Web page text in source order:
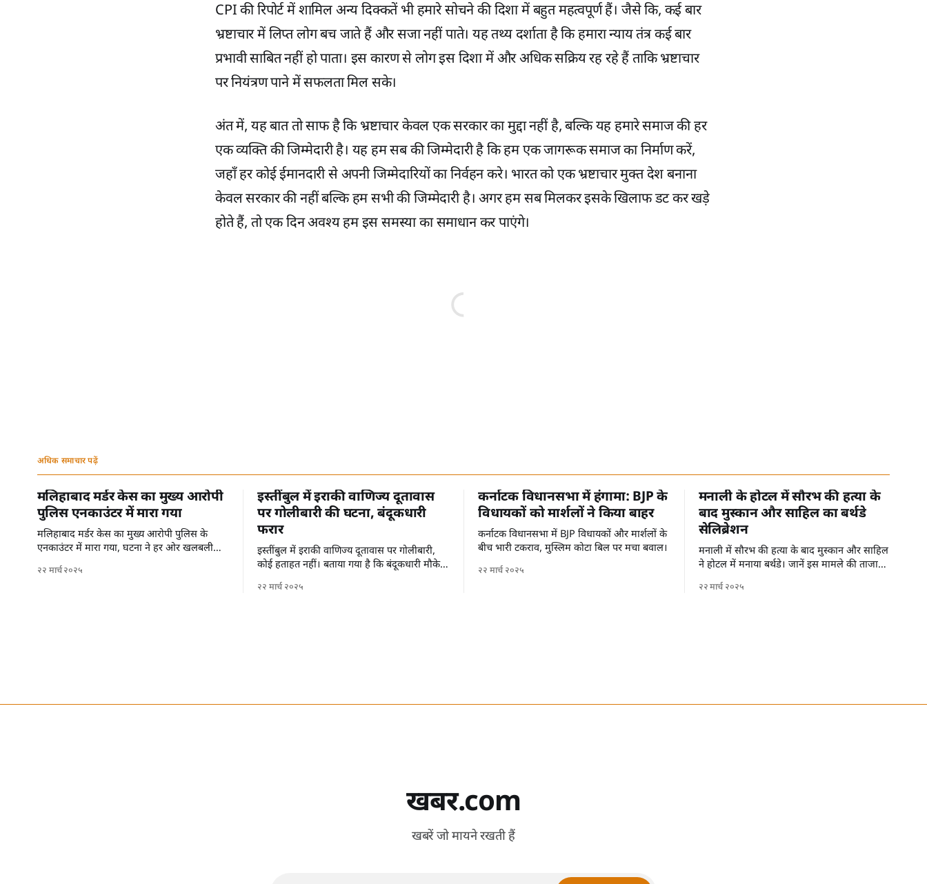
CPI की रिपोर्ट में शामिल अन्य दिक्कतें भी हमारे सोचने की दिशा में बहुत महत्वपूर्ण हैं। जैसे कि, कई बार
भ्रष्टाचार में लिप्त लोग बच जाते हैं और सजा नहीं पाते। यह तथ्य दर्शाता है कि हमारा न्याय तंत्र कई बार
प्रभावी साबित नहीं हो पाता। इस कारण से लोग इस दिशा में और अधिक सक्रिय रह रहे हैं ताकि भ्रष्टाचार
पर नियंत्रण पाने में सफलता मिल सके।
अंत में, यह बात तो साफ है कि भ्रष्टाचार केवल एक सरकार का मुद्दा नहीं है, बल्कि यह हमारे समाज की हर
एक व्यक्ति की जिम्मेदारी है। यह हम सब की जिम्मेदारी है कि हम एक जागरूक समाज का निर्माण करें,
जहाँ हर कोई ईमानदारी से अपनी जिम्मेदारियों का निर्वहन करे। भारत को एक भ्रष्टाचार मुक्त देश बनाना
केवल सरकार की नहीं बल्कि हम सभी की जिम्मेदारी है। अगर हम सब मिलकर इसके खिलाफ डट कर खड़े
होते हैं, तो एक दिन अवश्य हम इस समस्या का समाधान कर पाएंगे।
अधिक समाचार पढ़ें
मलिहाबाद मर्डर केस का मुख्य आरोपी
पुलिस एनकाउंटर में मारा गया
मलिहाबाद मर्डर केस का मुख्य आरोपी पुलिस के
एनकाउंटर में मारा गया, घटना ने हर ओर खलबली
मचा दी है।
२२ मार्च २०२५
इस्तींबुल में इराकी वाणिज्य दूतावास
पर गोलीबारी की घटना, बंदूकधारी
फरार
इस्तींबुल में इराकी वाणिज्य दूतावास पर गोलीबारी,
कोई हताहत नहीं। बताया गया है कि बंदूकधारी मौके
से फरार हो गए हैं।
२२ मार्च २०२५
कर्नाटक विधानसभा में हंगामा: BJP के
विधायकों को मार्शलों ने किया बाहर
कर्नाटक विधानसभा में BJP विधायकों और मार्शलों के
बीच भारी टकराव, मुस्लिम कोटा बिल पर मचा बवाल।
२२ मार्च २०२५
मनाली के होटल में सौरभ की हत्या के
बाद मुस्कान और साहिल का बर्थडे
सेलिब्रेशन
मनाली में सौरभ की हत्या के बाद मुस्कान और साहिल
ने होटल में मनाया बर्थडे। जानें इस मामले की ताजा
जानकारी।
२२ मार्च २०२५
खबर.com
खबरें जो मायने रखती हैं